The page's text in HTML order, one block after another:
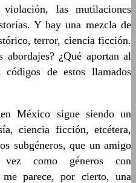
las mutilaciones
Y hay una mezcla de
terror, ciencia ficción.
abordajes? ¿Qué aportan al
de estos llamados
México sigue siendo un
ciencia ficción, etcétera,
subgéneros, que un amigo
como géneros con
me parece, por cierto, una